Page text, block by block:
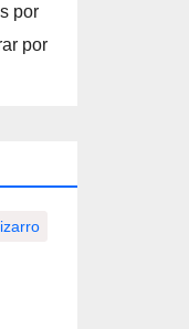
por
por